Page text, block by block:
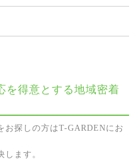
を得意とする地域密着
お探しの方はT-GARDENにお
ます。